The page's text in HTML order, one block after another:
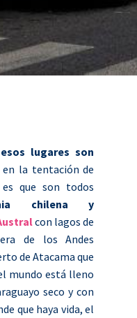
lugares son
en la tentación de
que son todos
chilena y
con lagos de
de los Andes
de Atacama que
mundo está lleno
seco y con
que haya vida, el